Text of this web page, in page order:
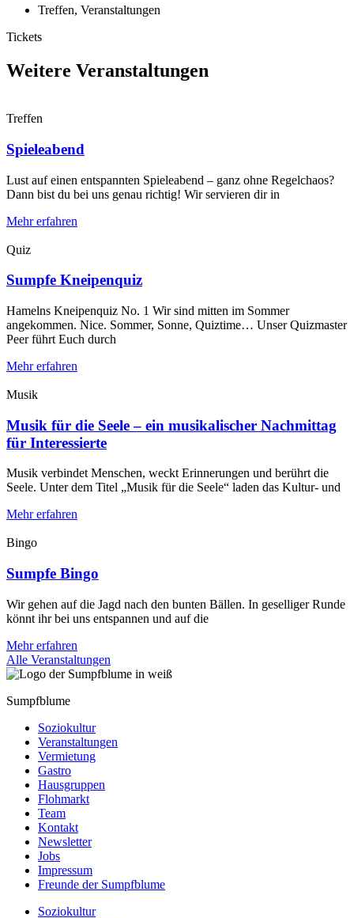
Treffen, Veranstaltungen
Tickets
Weitere Veranstaltungen
Treffen
Spieleabend
Lust auf einen entspannten Spieleabend – ganz ohne Regelchaos?
Dann bist du bei uns genau richtig! Wir servieren dir in
Mehr erfahren
Quiz
Sumpfe Kneipenquiz
Hamelns Kneipenquiz No. 1 Wir sind mitten im Sommer
angekommen. Nice. Sommer, Sonne, Quiztime… Unser Quizmaster
Peer führt Euch durch
Mehr erfahren
Musik
Musik für die Seele – ein musikalischer Nachmittag
für Interessierte
Musik verbindet Menschen, weckt Erinnerungen und berührt die
Seele. Unter dem Titel „Musik für die Seele“ laden das Kultur- und
Mehr erfahren
Bingo
Sumpfe Bingo
Wir gehen auf die Jagd nach den bunten Bällen. In geselliger Runde
könnt ihr bei uns entspannen und auf die
Mehr erfahren
Alle Veranstaltungen
Sumpfblume
Soziokultur
Veranstaltungen
Vermietung
Gastro
Hausgruppen
Flohmarkt
Team
Kontakt
Newsletter
Jobs
Impressum
Freunde der Sumpfblume
Soziokultur